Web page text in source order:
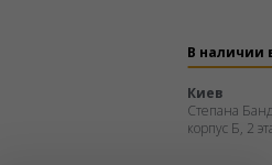
В наличии
Киев
Степана
корпус Б, 2